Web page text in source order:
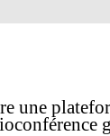
une